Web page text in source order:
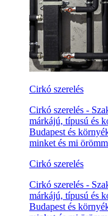
Cirkó szerelés
Cirkó szerelés -
márkájú, típusú és
Budapest és
minket és mi
Cirkó szerelés
Cirkó szerelés -
márkájú, típusú és
Budapest és